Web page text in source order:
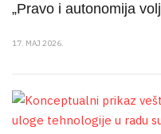
„Pravo i autonomija
17. MAJ 2026.